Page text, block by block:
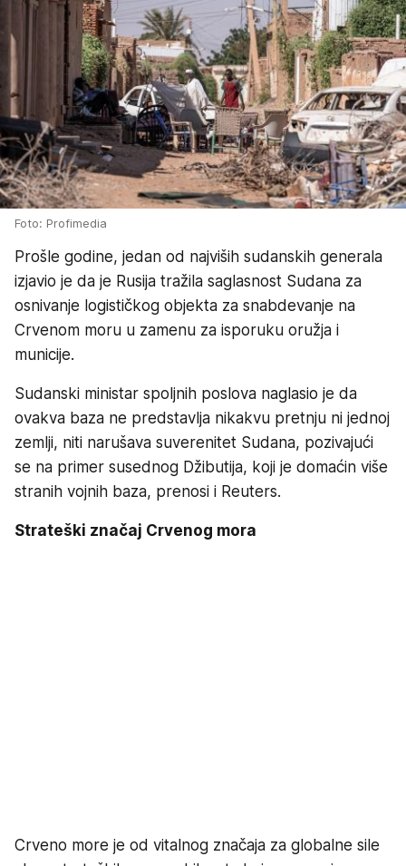
Foto: Profimedia
Prošle godine, jedan od najviših sudanskih generala
izjavio je da je Rusija tražila saglasnost Sudana za
osnivanje logističkog objekta za snabdevanje na
Crvenom moru u zamenu za isporuku oružja i
municije.
Sudanski ministar spoljnih poslova naglasio je da
ovakva baza ne predstavlja nikakvu pretnju ni jednoj
zemlji, niti narušava suverenitet Sudana, pozivajući
se na primer susednog Džibutija, koji je domaćin više
stranih vojnih baza, prenosi i Reuters.
Strateški značaj Crvenog mora
Crveno more je od vitalnog značaja za globalne sile